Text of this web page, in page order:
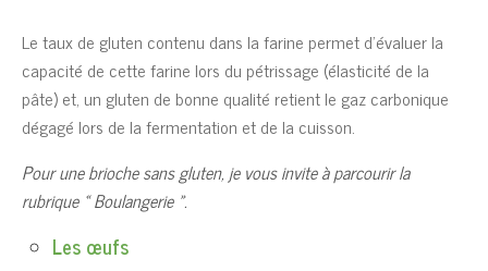
Le taux de gluten contenu dans la farine permet d’évaluer la
capacité de cette farine lors du pétrissage (élasticité de la
pâte) et, un gluten de bonne qualité retient le gaz carbonique
dégagé lors de la fermentation et de la cuisson.
Pour une brioche sans gluten, je vous invite à parcourir la
rubrique « Boulangerie ».
Les œufs